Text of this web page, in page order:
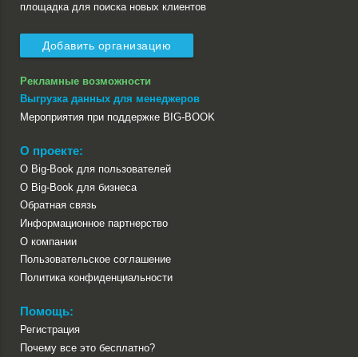
площадка для поиска новых клиентов
Добавить организацию
Рекламные возможности
Выгрузка данных для менеджеров
Мероприятия при поддержке BIG-BOOK
О проекте:
О Big-Book для пользователей
О Big-Book для бизнеса
Обратная связь
Информационное партнерство
О компании
Пользовательское соглашение
Политика конфиденциальности
Помощь:
Регистрация
Почему все это бесплатно?